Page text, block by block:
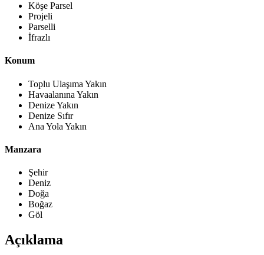
Köşe Parsel
Projeli
Parselli
İfrazlı
Konum
Toplu Ulaşıma Yakın
Havaalanına Yakın
Denize Yakın
Denize Sıfır
Ana Yola Yakın
Manzara
Şehir
Deniz
Doğa
Boğaz
Göl
Açıklama